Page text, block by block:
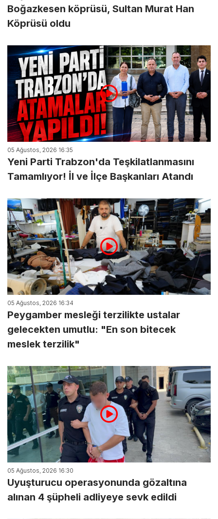
Boğazkesen köprüsü, Sultan Murat Han
Köprüsü oldu
05 Ağustos, 2026 16:35
Yeni Parti Trabzon'da Teşkilatlanmasını
Tamamlıyor! İl ve İlçe Başkanları Atandı
05 Ağustos, 2026 16:34
Peygamber mesleği terzilikte ustalar
gelecekten umutlu: "En son bitecek
meslek terzilik"
05 Ağustos, 2026 16:30
Uyuşturucu operasyonunda gözaltına
alınan 4 şüpheli adliyeye sevk edildi